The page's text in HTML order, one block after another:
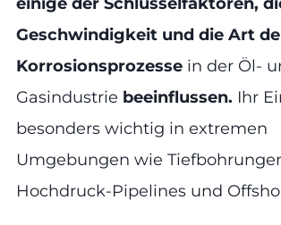
Geschwindigkeit und die Art
Korrosionsprozesse in der Öl-
Gasindustrie beeinflussen. Ihr
besonders wichtig in extremen
Umgebungen wie
Hochdruck-Pipelines und